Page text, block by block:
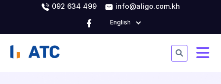
092 634 499 info@aligo.com.kh
English